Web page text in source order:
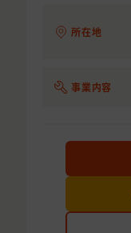
所在地
事業内容